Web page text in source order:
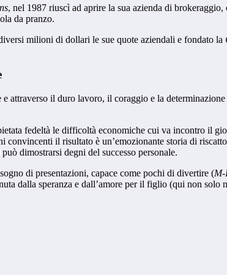
, nel 1987 riuscì ad aprire la sua azienda di brokeraggio,
da pranzo.
milioni di dollari le sue quote aziendali e fondato la
e attraverso il duro lavoro, il coraggio e la
fedeltà le difficoltà economiche cui va incontro il
convincenti il risultato è un’emozionante storia di
dimostrarsi degni del successo personale.
di presentazioni, capace come pochi di divertire (
dalla speranza e dall’amore per il figlio (qui non solo